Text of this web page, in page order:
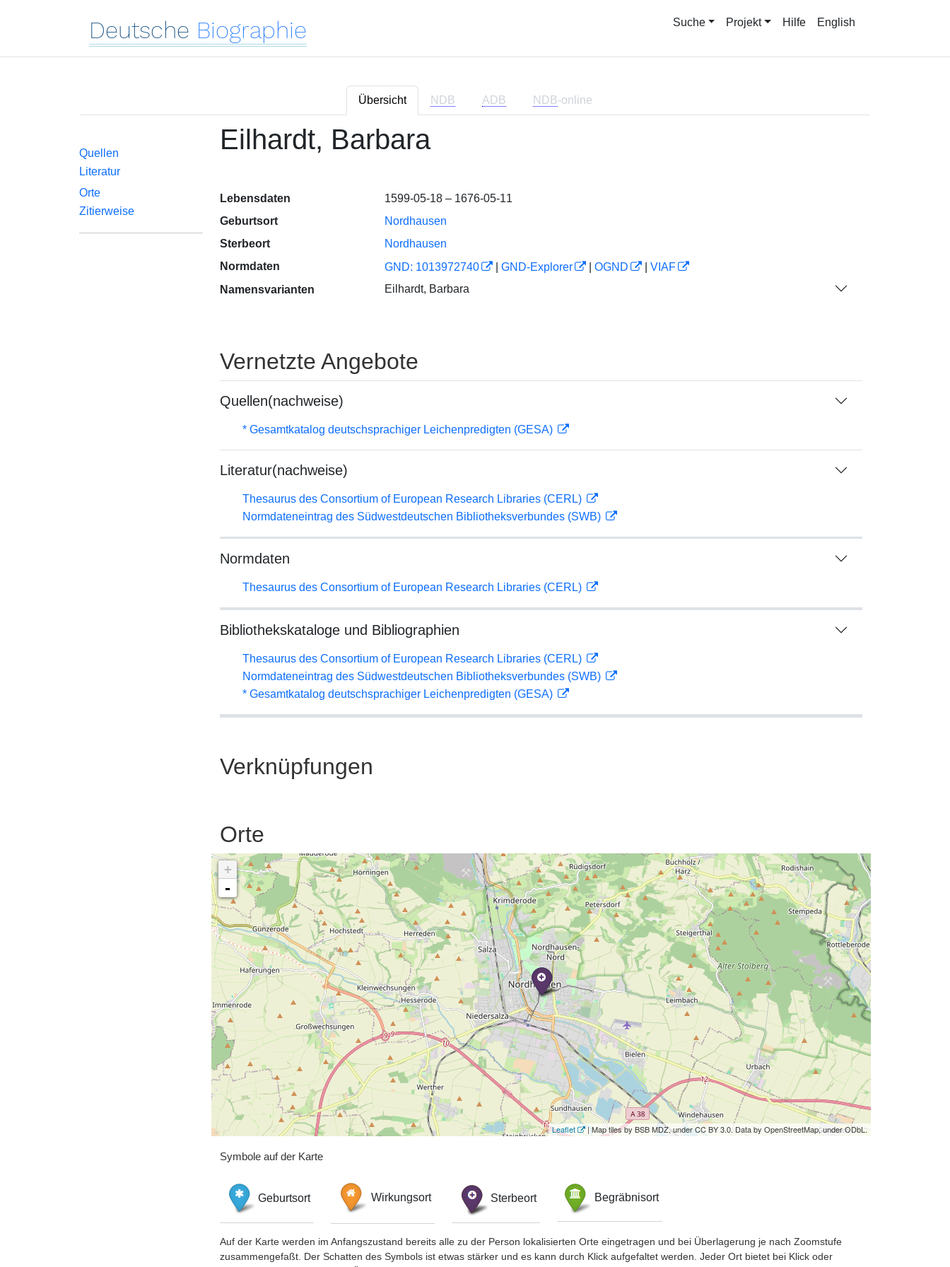
Deutsche Biographie Suche Projekt Hilfe English
Übersicht NDB ADB NDB-online
Quellen
Literatur
Orte
Zitierweise
Eilhardt, Barbara
Lebensdaten
1599-05-18 – 1676-05-11
Geburtsort
Nordhausen
Sterbeort
Nordhausen
Normdaten
GND: 1013972740 GND-Explorer OGND
VIAF
Namensvarianten
Eilhardt, Barbara
Vernetzte Angebote
Quellen(nachweise)
* Gesamtkatalog deutschsprachiger Leichenpredigten (GESA)
Literatur(nachweise)
Thesaurus des Consortium of European Research Libraries (CERL)
Normdateneintrag des Südwestdeutschen Bibliotheksverbundes (SWB)
Normdaten
Thesaurus des Consortium of European Research Libraries (CERL)
Bibliothekskataloge und Bibliographien
Thesaurus des Consortium of European Research Libraries (CERL)
Normdateneintrag des Südwestdeutschen Bibliotheksverbundes (SWB)
* Gesamtkatalog deutschsprachiger Leichenpredigten (GESA)
Verknüpfungen
Orte
+
-
Leaflet | Map tiles by BSB MDZ, under CC BY 3.0. Data by OpenStreetMap, under ODbL.
Symbole auf der Karte
Geburtsort Wirkungsort Sterbeort Begräbnisort
Auf der Karte werden im Anfangszustand bereits alle zu der Person lokalisierten Orte eingetragen und bei Überlagerung je nach Zoomstufe
zusammengefaßt. Der Schatten des Symbols ist etwas stärker und es kann durch Klick aufgefaltet werden. Jeder Ort bietet bei Klick oder